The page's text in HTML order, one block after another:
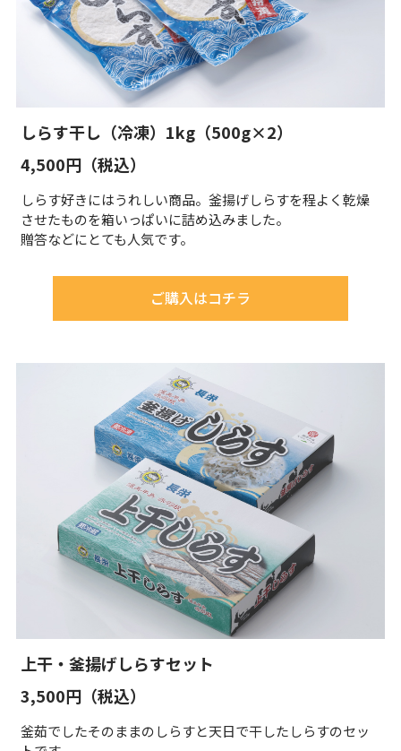
しらす干し（冷凍）1kg（500g×2）
4,500円（税込）
しらす好きにはうれしい商品。釜揚げしらすを程よく乾燥
させたものを箱いっぱいに詰め込みました。
贈答などにとても人気です。
ご購入はコチラ
上干・釜揚げしらすセット
3,500円（税込）
釜茹でしたそのままのしらすと天日で干したしらすのセッ